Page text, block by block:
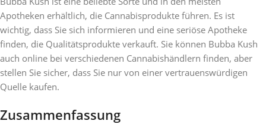
Apotheken erhältlich, die Cannabisprodukte führen. Es ist
wichtig, dass Sie sich informieren und eine seriöse Apotheke
finden, die Qualitätsprodukte verkauft. Sie können Bubba Kush
auch online bei verschiedenen Cannabishändlern finden, aber
stellen Sie sicher, dass Sie nur von einer vertrauenswürdigen
Quelle kaufen.
Zusammenfassung